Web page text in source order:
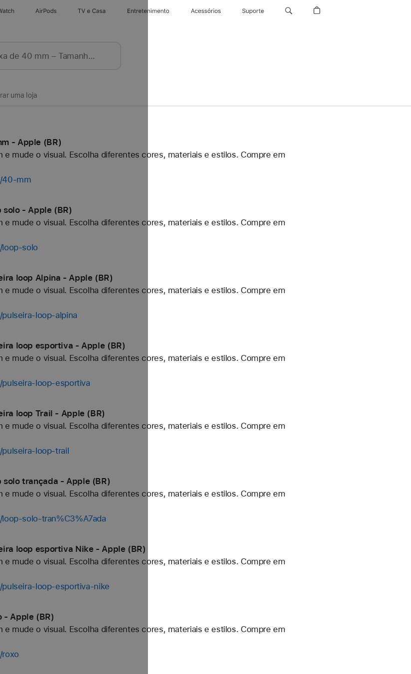
Watch AirPods TV e Casa Entretenimento Acessórios Suporte
uma loja
- Apple (BR)
e mude o visual. Escolha diferentes cores, materiais e estilos. Compre em
40-mm
solo - Apple (BR)
e mude o visual. Escolha diferentes cores, materiais e estilos. Compre em
loop-solo
loop Alpina - Apple (BR)
e mude o visual. Escolha diferentes cores, materiais e estilos. Compre em
loop-alpina
loop esportiva - Apple (BR)
e mude o visual. Escolha diferentes cores, materiais e estilos. Compre em
loop-esportiva
loop Trail - Apple (BR)
e mude o visual. Escolha diferentes cores, materiais e estilos. Compre em
loop-trail
solo trançada - Apple (BR)
e mude o visual. Escolha diferentes cores, materiais e estilos. Compre em
solo-tran%C3%A7ada
loop esportiva Nike - Apple (BR)
e mude o visual. Escolha diferentes cores, materiais e estilos. Compre em
loop-esportiva-nike
- Apple (BR)
e mude o visual. Escolha diferentes cores, materiais e estilos. Compre em